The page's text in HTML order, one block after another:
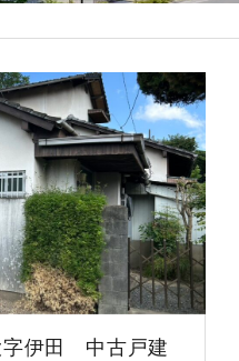
字伊田 中古戸建